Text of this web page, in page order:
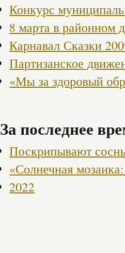
Конкурс
8 марта в районном
Карнавал Сказки
Партизанское
«Мы за здоровый
За последнее
Поскрипывают
«Солнечная
2022